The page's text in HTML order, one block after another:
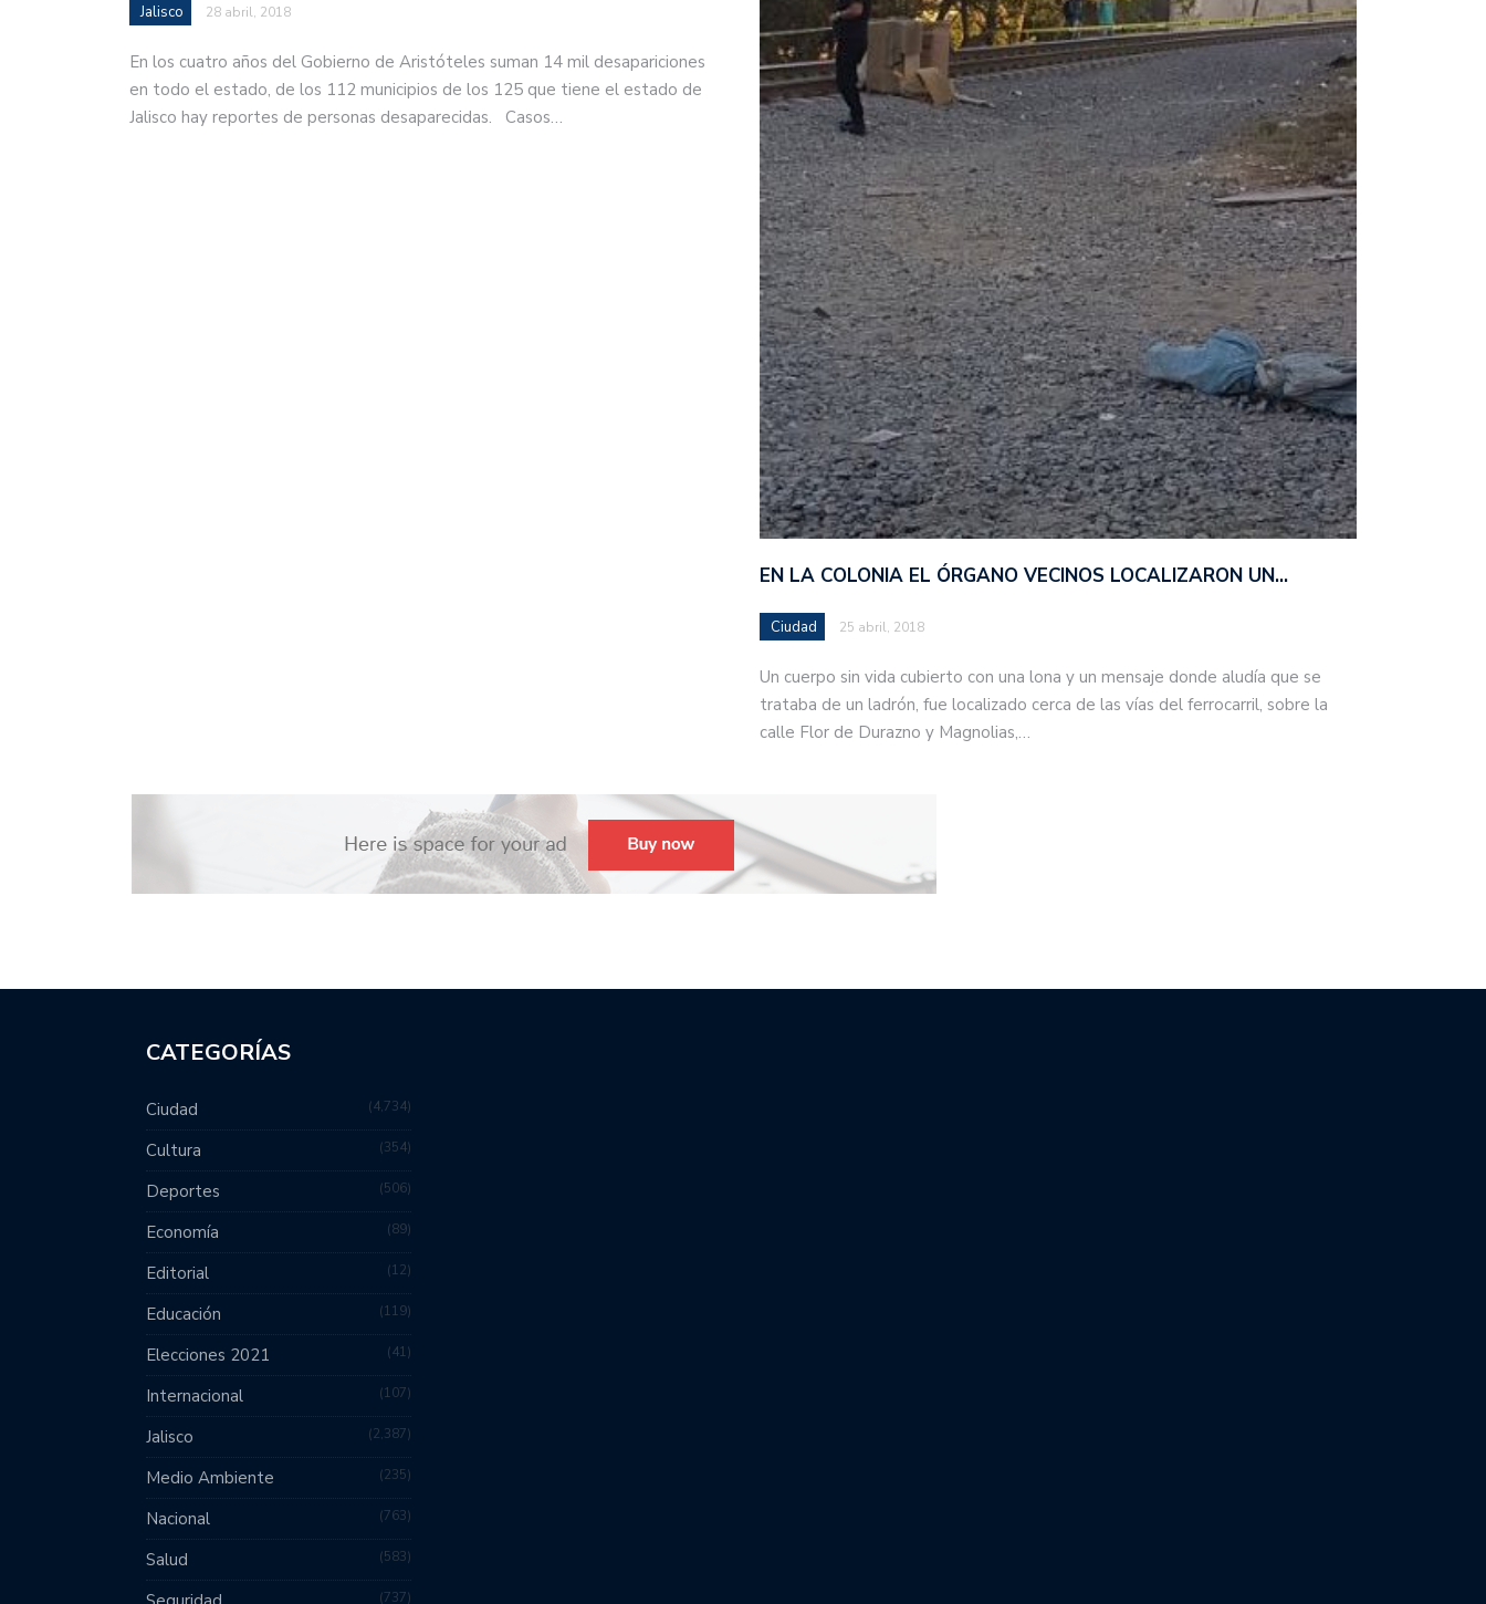
Jalisco 28 abril, 2018
En los cuatro años del Gobierno de Aristóteles suman 14 mil desapariciones
en todo el estado, de los 112 municipios de los 125 que tiene el estado de
Jalisco hay reportes de personas desaparecidas. Casos…
EN LA COLONIA EL ÓRGANO VECINOS LOCALIZARON UN…
Ciudad 25 abril, 2018
Un cuerpo sin vida cubierto con una lona y un mensaje donde aludía que se
trataba de un ladrón, fue localizado cerca de las vías del ferrocarril, sobre la
calle Flor de Durazno y Magnolias,…
CATEGORÍAS
Ciudad 4,734
Cultura 354
Deportes 506
Economía 89
Editorial 12
Educación 119
Elecciones 2021 41
Internacional 107
Jalisco 2,387
Medio Ambiente 235
Nacional 763
Salud 583
737